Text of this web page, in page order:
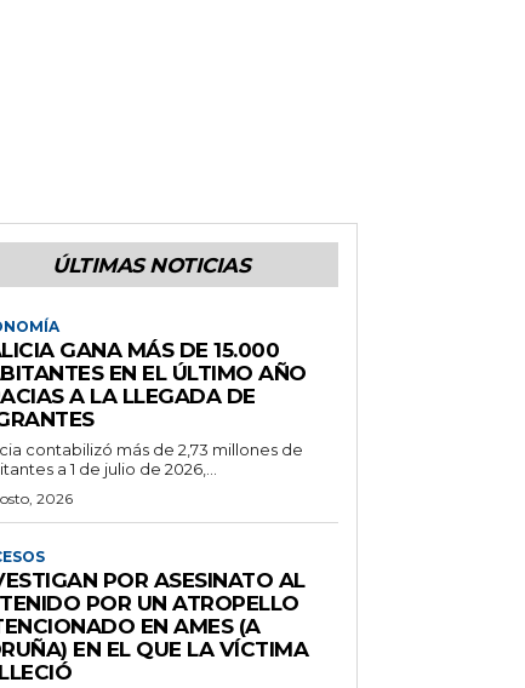
ÚLTIMAS NOTICIAS
GANA MÁS DE 15.000
EN EL ÚLTIMO AÑO
A LA LLEGADA DE
contabilizó más de 2,73 millones de
a 1 de julio de 2026,...
2026
POR ASESINATO AL
POR UN ATROPELLO
EN AMES (A
EN EL QUE LA VÍCTIMA